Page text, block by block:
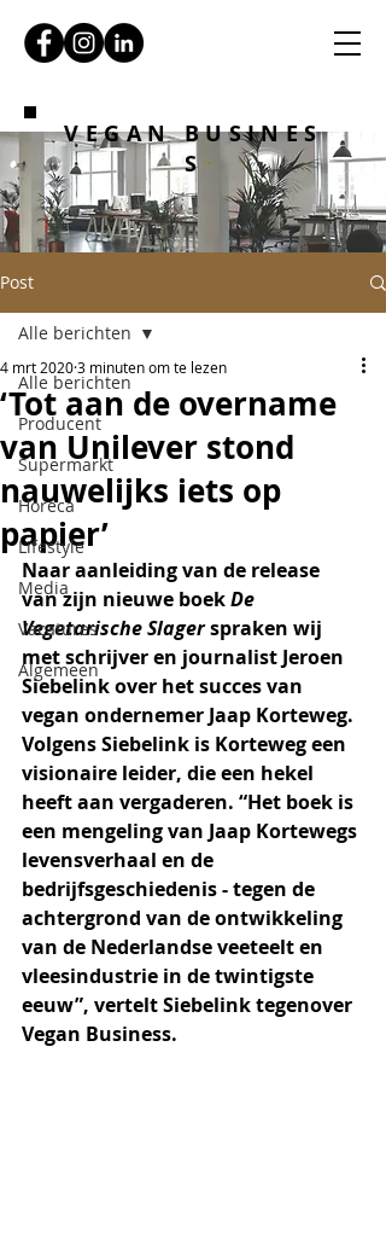
VEGAN BUSINES
S
Post
Alle berichten
Producent
Supermarkt
Horeca
Lifestyle
Media
Vacatures
Algemeen
Alle berichten
‘Tot aan de overname
van Unilever stond
nauwelijks iets op
papier’
4 mrt 20203 minuten om te lezen
Naar aanleiding van de release
van zijn nieuwe boek De
Vegetarische Slager spraken wij
met schrijver en journalist Jeroen
Siebelink over het succes van
vegan ondernemer Jaap Korteweg.
Volgens Siebelink is Korteweg een
visionaire leider, die een hekel
heeft aan vergaderen. “Het boek is
een mengeling van Jaap Kortewegs
levensverhaal en de
bedrijfsgeschiedenis - tegen de
achtergrond van de ontwikkeling
van de Nederlandse veeteelt en
vleesindustrie in de twintigste
eeuw”, vertelt Siebelink tegenover
Vegan Business.